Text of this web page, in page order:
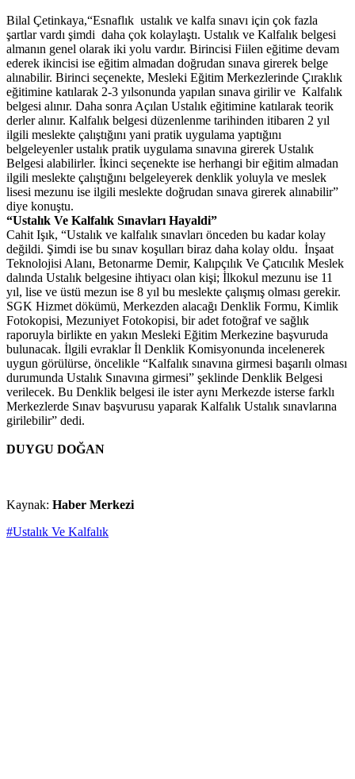
Bilal Çetinkaya,“Esnaflık ustalık ve kalfa sınavı için çok fazla
şartlar vardı şimdi daha çok kolaylaştı. Ustalık ve Kalfalık belgesi
almanın genel olarak iki yolu vardır. Birincisi Fiilen eğitime devam
ederek ikincisi ise eğitim almadan doğrudan sınava girerek belge
alınabilir. Birinci seçenekte, Mesleki Eğitim Merkezlerinde Çıraklık
eğitimine katılarak 2-3 yılsonunda yapılan sınava girilir ve Kalfalık
belgesi alınır. Daha sonra Açılan Ustalık eğitimine katılarak teorik
derler alınır. Kalfalık belgesi düzenlenme tarihinden itibaren 2 yıl
ilgili meslekte çalıştığını yani pratik uygulama yaptığını
belgeleyenler ustalık pratik uygulama sınavına girerek Ustalık
Belgesi alabilirler. İkinci seçenekte ise herhangi bir eğitim almadan
ilgili meslekte çalıştığını belgeleyerek denklik yoluyla ve meslek
lisesi mezunu ise ilgili meslekte doğrudan sınava girerek alınabilir”
diye konuştu.
“Ustalık Ve Kalfalık Sınavları Hayaldi”
Cahit Işık, “Ustalık ve kalfalık sınavları önceden bu kadar kolay
değildi. Şimdi ise bu sınav koşulları biraz daha kolay oldu. İnşaat
Teknolojisi Alanı, Betonarme Demir, Kalıpçılık Ve Çatıcılık Meslek
dalında Ustalık belgesine ihtiyacı olan kişi; İlkokul mezunu ise 11
yıl, lise ve üstü mezun ise 8 yıl bu meslekte çalışmış olması gerekir.
SGK Hizmet dökümü, Merkezden alacağı Denklik Formu, Kimlik
Fotokopisi, Mezuniyet Fotokopisi, bir adet fotoğraf ve sağlık
raporuyla birlikte en yakın Mesleki Eğitim Merkezine başvuruda
bulunacak. İlgili evraklar İl Denklik Komisyonunda incelenerek
uygun görülürse, öncelikle “Kalfalık sınavına girmesi başarılı olması
durumunda Ustalık Sınavına girmesi” şeklinde Denklik Belgesi
verilecek. Bu Denklik belgesi ile ister aynı Merkezde isterse farklı
Merkezlerde Sınav başvurusu yaparak Kalfalık Ustalık sınavlarına
girilebilir” dedi.
DUYGU DOĞAN
Kaynak: Haber Merkezi
#Ustalık Ve Kalfalık